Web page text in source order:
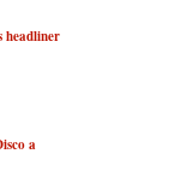
headliner
a